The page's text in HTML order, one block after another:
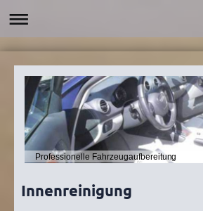
Professionelle Fahrzeugaufbereitung
Innenreinigung